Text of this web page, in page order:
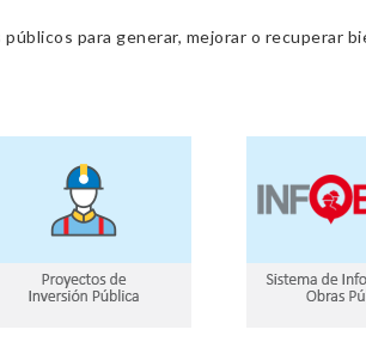
para generar, mejorar o recuperar